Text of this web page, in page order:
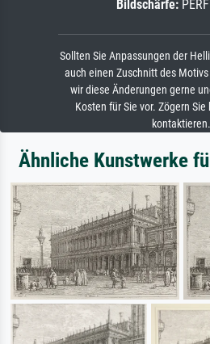
Bildschärfe:
Sollten Sie Anpassungen der
auch einen Zuschnitt des
wir diese Änderungen gerne
Kosten für Sie vor. Zögern
kontaktieren.
Ähnliche Kunstwerke